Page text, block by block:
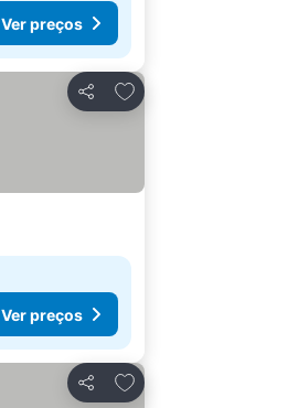
Ver preços
Partilhar
Adicionar aos favoritos
Ver preços
Partilhar
Adicionar aos favoritos